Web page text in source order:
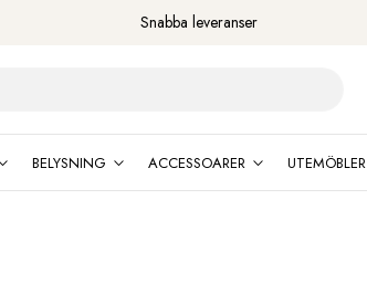
Snabba leveranser
BELYSNING ACCESSOARER UTEMÖBLER